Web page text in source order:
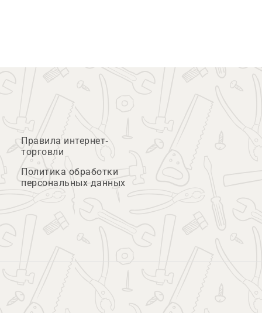
Правила интернет-
торговли
Политика обработки
персональных данных